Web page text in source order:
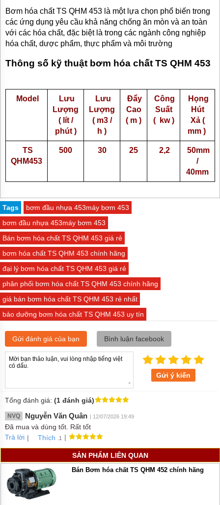
Bơm hóa chất TS QHM 453 là một lựa chọn phổ biến trong
các ứng dụng yêu cầu khả năng chống ăn mòn và an toàn
với các hóa chất, đặc biệt là trong các ngành công nghiệp
hóa chất, dược phẩm, thực phẩm và môi trường
Thông số kỹ thuật bơm hóa chất TS QHM 453
Model
Lưu
Lượng
( lít /
phút )
Lưu
Lượng
( m3 /
h )
Đẩy
Cao
( m )
Công
Suất
( kw )
Họng
Hút
Xả (
mm )
TS
QHM453
500 30 25 2,2
50mm
/
40mm
Tags
bơm đầu nhựa 453máy bơm 453
bơm đầu nhựa 453máy bơm 453
Bán bơm hóa chất TS QHM 453 giá rẻ
bơm hóa chất TS QHM 453 chính hãng
đại lý bơm hóa chất TS QHM 453 giá rẻ
phân phối bơm hóa chất TS QHM 453 chính hãng
giá bán bơm hóa chất TS QHM 453 rẻ nhất
bảo dưỡng bơm hóa chất TS QHM 453 uy tín
Gửi đánh giá của bạn Bình luận facebook
Gửi ý kiến
Tổng đánh giá: (1 đánh giá)
NVQ Nguyễn Văn Quân | 12/07/2026 19:49
Đã mua và dùng tốt. Rất tốt
Trả lời | Thích .1 |
SẢN PHẨM LIÊN QUAN
Bán Bơm hóa chất TS QHM 452 chính hãng